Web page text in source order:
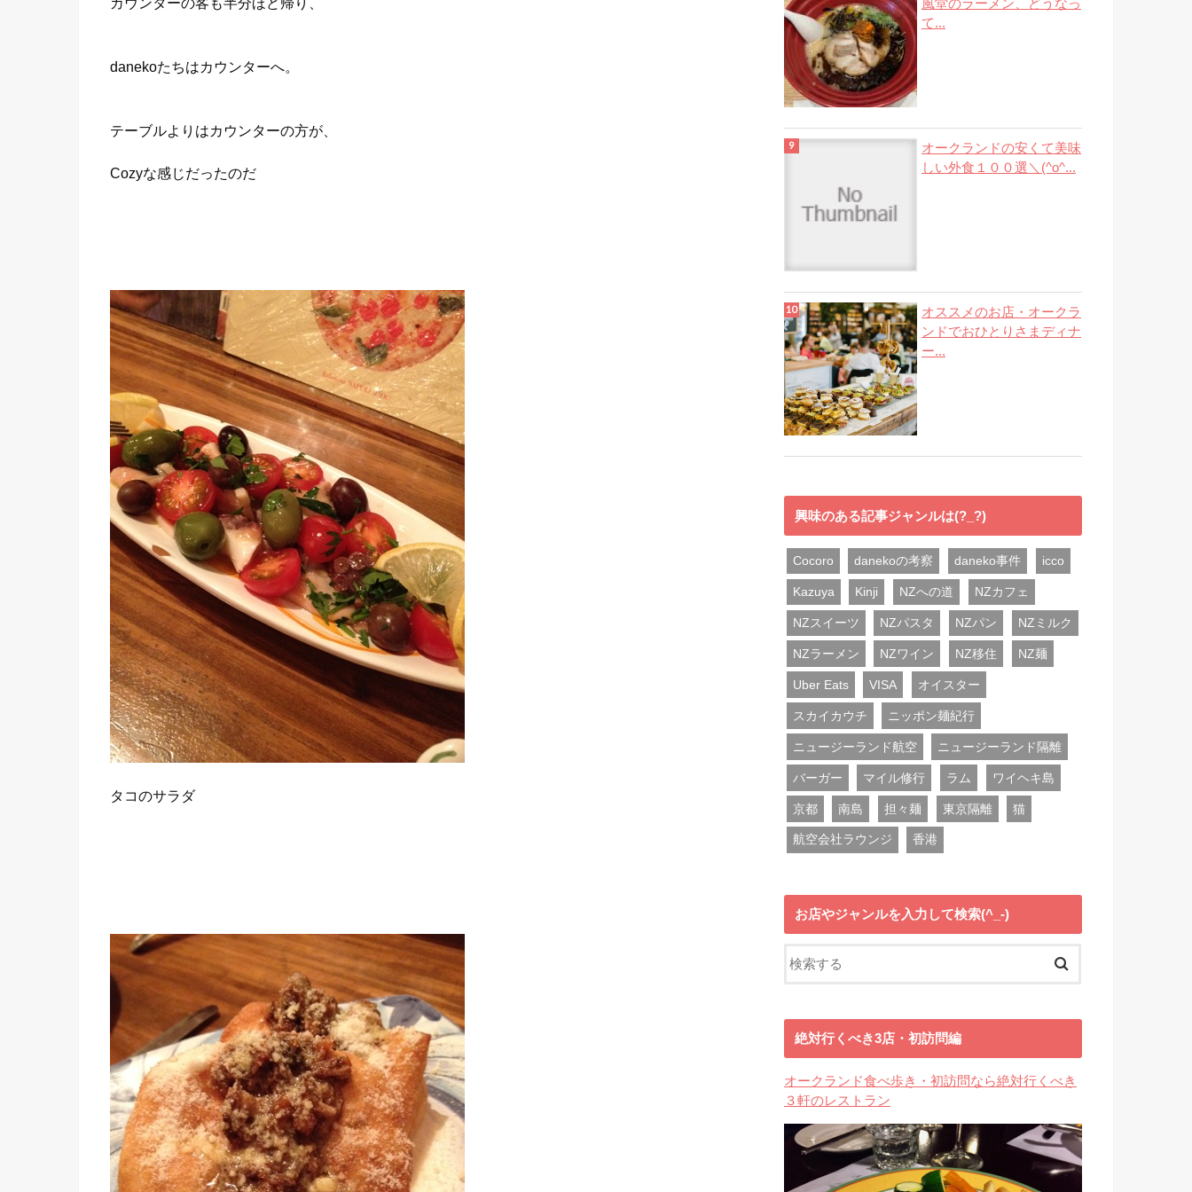
danekoたちはカウンターへ。
テーブルよりはカウンターの方が、
Cozyな感じだったのだ
タコのサラダ
風堂のラーメン、どうなっ
て...
オークランドの安くて美味
しい外食１００選＼(^o^...
オススメのお店・オークラ
ンドでおひとりさまディナ
ー...
興味のある記事ジャンルは(?_?)
Cocoro danekoの考察 daneko事件 icco
Kazuya Kinji NZへの道 NZカフェ
NZスイーツ NZパスタ NZパン NZミルク
NZラーメン NZワイン NZ移住 NZ麺
Uber Eats VISA オイスター
スカイカウチ ニッポン麺紀行
ニュージーランド航空 ニュージーランド隔離
バーガー マイル修行 ラム ワイヘキ島
京都 南島 担々麺 東京隔離 猫
航空会社ラウンジ 香港
お店やジャンルを入力して検索(^_-)
絶対行くべき3店・初訪問編
オークランド食べ歩き・初訪問なら絶対行くべき
３軒のレストラン